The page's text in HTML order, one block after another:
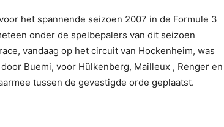
het spannende seizoen 2007 in de Formule 3
onder de spelbepalers van dit seizoen
vandaag op het circuit van Hockenheim, was
Buemi, voor Hülkenberg, Mailleux , Renger en
tussen de gevestigde orde geplaatst.